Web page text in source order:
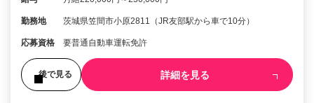
勤務地 茨城県笠間市小原2811（JR友部駅から車で10分）
応募資格 要普通自動車運転免許
後で見る 詳細を見る